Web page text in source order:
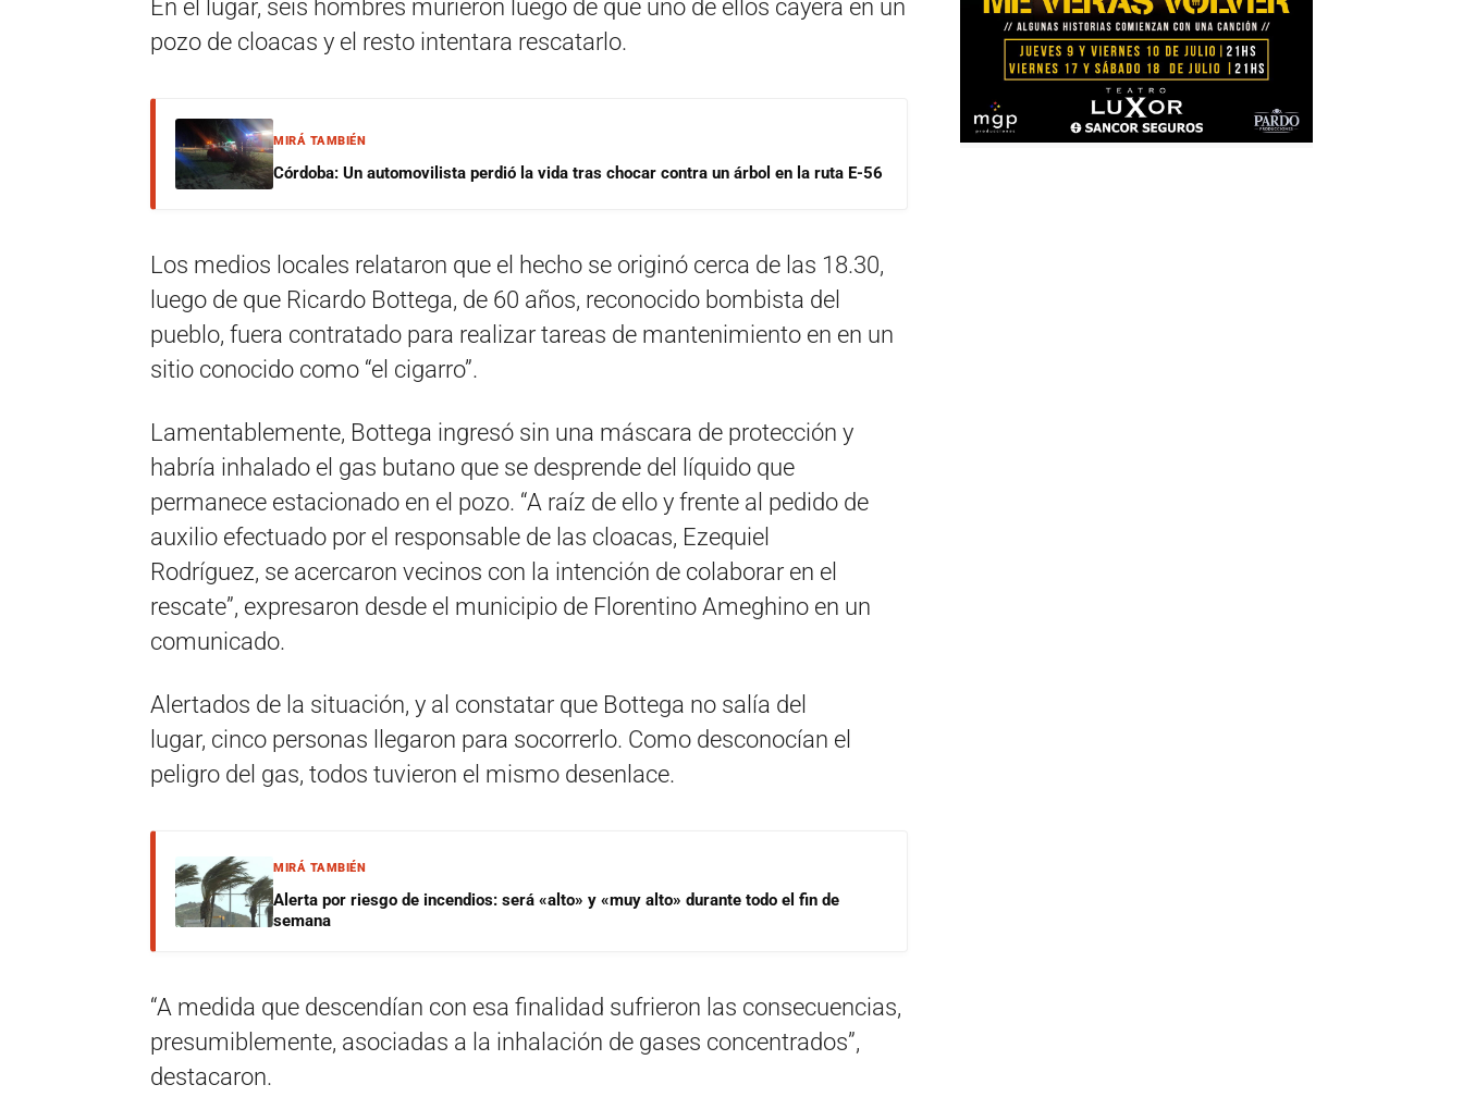
En el lugar, seis hombres murieron luego de que uno de ellos cayera en un
pozo de cloacas y el resto intentara rescatarlo.
MIRÁ TAMBIÉN
Córdoba: Un automovilista perdió la vida tras chocar contra un árbol en la ruta E-56
Los medios locales relataron que el hecho se originó cerca de las 18.30,
luego de que Ricardo Bottega, de 60 años, reconocido bombista del
pueblo, fuera contratado para realizar tareas de mantenimiento en en un
sitio conocido como “el cigarro”.
Lamentablemente, Bottega ingresó sin una máscara de protección y
habría inhalado el gas butano que se desprende del líquido que
permanece estacionado en el pozo. “A raíz de ello y frente al pedido de
auxilio efectuado por el responsable de las cloacas, Ezequiel
Rodríguez, se acercaron vecinos con la intención de colaborar en el
rescate”, expresaron desde el municipio de Florentino Ameghino en un
comunicado.
Alertados de la situación, y al constatar que Bottega no salía del
lugar, cinco personas llegaron para socorrerlo. Como desconocían el
peligro del gas, todos tuvieron el mismo desenlace.
MIRÁ TAMBIÉN
Alerta por riesgo de incendios: será «alto» y «muy alto» durante todo el fin de
semana
“A medida que descendían con esa finalidad sufrieron las consecuencias,
presumiblemente, asociadas a la inhalación de gases concentrados”,
destacaron.